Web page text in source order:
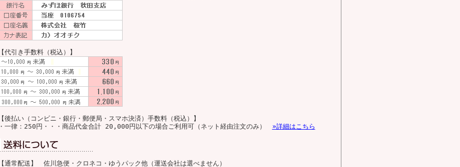
【代引き手数料（税込）】
【後払い（コンビニ・銀行・郵便局・スマホ決済）手数料（税込）】
・一律：250円・・・商品代金合計 20,000円以下の場合ご利用可（ネット経由注文のみ） »詳細はこちら
【通常配送】 佐川急便・クロネコ・ゆうパック他（運送会社は選べません）